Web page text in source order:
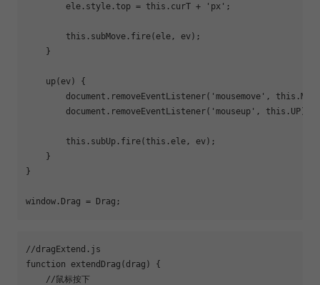
        ele.style.top =
this .curT + 'px' ;
this .subMove.fire(ele, ev);
    }
    up(ev) {
document .removeEventListener( 'mousemove' , this
document .removeEventListener( 'mouseup' , this .UP);
this .subUp.fire( this .ele, ev);
    }
}
window
//dragExtend.js
function
extendDrag ( drag ) {
//鼠标按下